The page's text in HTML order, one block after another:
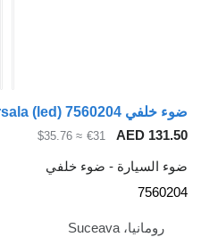
€31
≈ $35.76
- ضوء خلفي